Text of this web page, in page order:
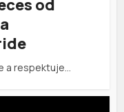
od
a respektuje…